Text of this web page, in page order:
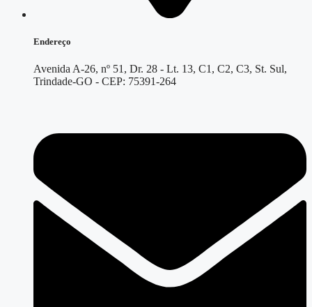
Endereço
Avenida A-26, nº 51, Dr. 28 - Lt. 13, C1, C2, C3, St. Sul,
Trindade-GO - CEP: 75391-264